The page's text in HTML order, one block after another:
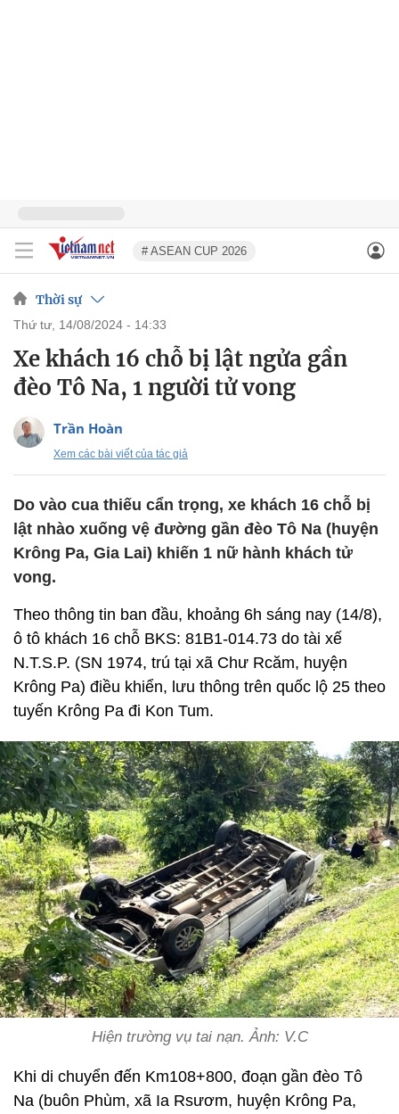
# ASEAN CUP 2026
Thời sự
thứ tư, 14/08/2024 - 14:33
Xe khách 16 chỗ bị lật ngửa gần
đèo Tô Na, 1 người tử vong
Trần Hoàn
Xem các bài viết của tác giả
Do vào cua thiếu cẩn trọng, xe khách 16 chỗ bị
lật nhào xuống vệ đường gần đèo Tô Na (huyện
Krông Pa, Gia Lai) khiến 1 nữ hành khách tử
vong.
Theo thông tin ban đầu, khoảng 6h sáng nay (14/8),
ô tô khách 16 chỗ BKS: 81B1-014.73 do tài xế
N.T.S.P. (SN 1974, trú tại xã Chư Rcăm, huyện
Krông Pa) điều khiển, lưu thông trên quốc lộ 25 theo
tuyến Krông Pa đi Kon Tum.
Hiện trường vụ tai nạn. Ảnh: V.C
Khi di chuyển đến Km108+800, đoạn gần đèo Tô
Na (buôn Phùm, xã Ia Rsươm, huyện Krông Pa,